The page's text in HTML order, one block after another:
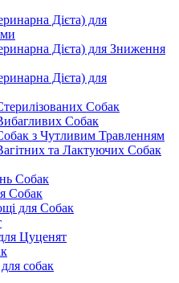
Дієта) для
Дієта) для Зниження
Дієта) для
Собак
Собак
з Чутливим Травленням
та Лактуючих Собак
Собак
Собак
для Собак
Цуценят
собак